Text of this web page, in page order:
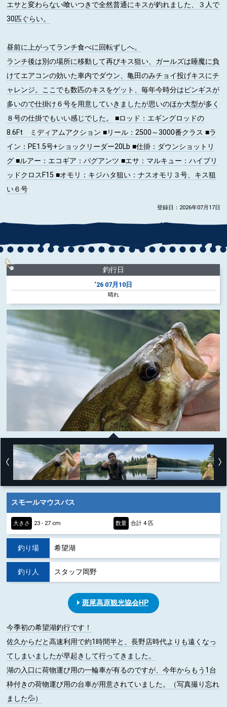
エサと変わらない喰いつきで全然普通にキスが釣れました、３人で
30匹ぐらい。
昼前に上がってランチ食べに回転ずしへ。
ランチ後は別の場所に移動して再びキス狙い、ガールズは睡魔に負
けてエアコンの効いた車内でダウン、亀田のみチョイ投げキスにチ
ャレンジ。ここでも数匹のキスをゲット、毎年今時分はピンギスが
多いので仕掛け６号を用意していきましたが思いのほか大型が多く
８号の仕掛でもいい感じでした。
■ロッド ：エギングロッドの
8.6Ft ミディアムアクション■リール ：2500～3000番クラス■ラ
イン ：PE1.5号+ショックリーダー20Lb■仕掛 ：ダウンショットリ
グ■ルアー ：エコギア：バグアンツ■エサ ：マルキュー：ハイブリ
ッドクロスF15■オモリ ：キジハタ狙い：ナスオモリ３号、キス狙
い６号
登録日：2026年07月17日
釣行日
‘26 07月10日
晴れ
スモールマウスバス
大きさ 23 - 27 cm 数量 合計 4 匹
釣り場 希望湖
釣り人 スタッフ岡野
斑尾高原観光協会HP
今季初の希望湖釣行です！
佐久からだと高速利用で約1時間半と、長野店時代よりも遠くなっ
てしまいましたが早起きして行ってきました。
湖の入口に荷物運び用の一輪車が有るのですが、今年からもう1台
枠付きの荷物運び用の台車が用意されていました。（写真撮り忘れ
ました💦）